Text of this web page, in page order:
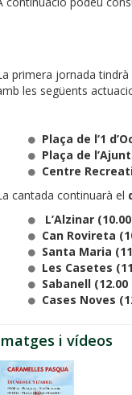
primera jornada tindrà
les següents
Plaça de l’1
Plaça de
Centre
cantada continuarà el
L’Alzinar
Can Rovireta
Santa Maria
Les Casetes
Sabanell (12.00
Cases Noves
i vídeos